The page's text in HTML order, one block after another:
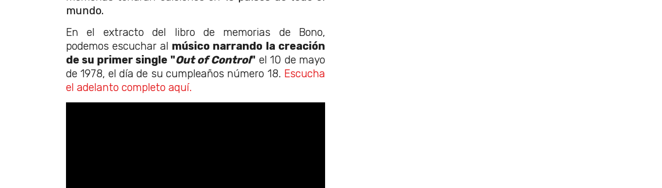
mundo.
En el extracto del libro de memorias de Bono,
podemos escuchar al músico narrando la creación
de su primer single "Out of Control" el 10 de mayo
de 1978, el día de su cumpleaños número 18. Escucha
el adelanto completo aquí.